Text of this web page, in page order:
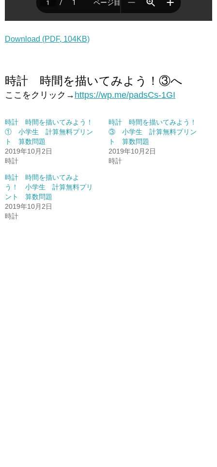
Download (PDF, 104KB)
時計 時間を描いてみよう！③へ
ここをクリック→ https://wp.me/padsCs-1GI
時計 時間を描いてみよう！
① 小学生 計算無料プリン
ト 算数問題
2019年10月2日
時計
時計 時間を描いてみよう！
③ 小学生 計算無料プリン
ト 算数問題
2019年10月2日
時計
時計 時間を描いてみよ
う！ 小学生 計算無料プリ
ント 算数問題
2019年10月2日
時計